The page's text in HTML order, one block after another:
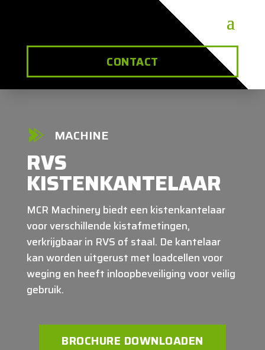
CONTACT
MACHINE
RVS
KISTENKANTELAAR
MCR Machinery biedt een kistenkantelaar
voor verschillende kistafmetingen,
verkrijgbaar in RVS of staal. De kantelaar
kan worden uitgerust met loadcellen voor
weging en heeft inloopbeveiliging voor veilig
gebruik.
BROCHURE DOWNLOADEN